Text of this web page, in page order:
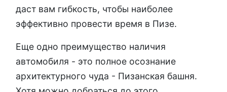
даст вам гибкость, чтобы наиболее
эффективно провести время в Пизе.
Еще одно преимущество наличия
автомобиля - это полное осознание
архитектурного чуда - Пизанская башня.